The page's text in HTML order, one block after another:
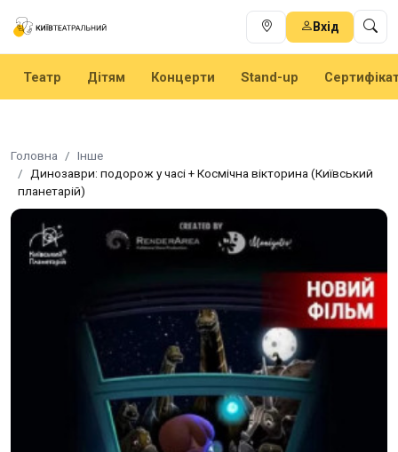
Вхід
Театр Дітям Концерти Stand-up
Головна
Інше
Динозаври: подорож у часі + Космічна вікторина (Київський
планетарій)